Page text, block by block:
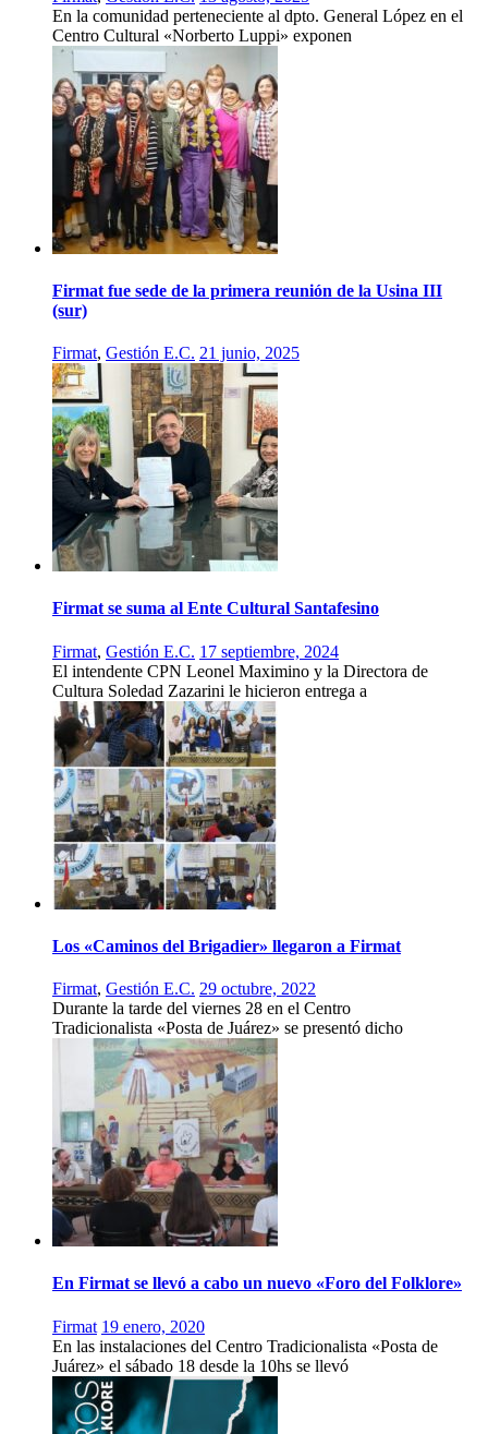
En la comunidad perteneciente al dpto. General López en el
Centro Cultural «Norberto Luppi» exponen
Firmat fue sede de la primera reunión de la Usina III
(sur)
Firmat, Gestión E.C. 21 junio, 2025
Firmat se suma al Ente Cultural Santafesino
Firmat, Gestión E.C. 17 septiembre, 2024
El intendente CPN Leonel Maximino y la Directora de
Cultura Soledad Zazarini le hicieron entrega a
Los «Caminos del Brigadier» llegaron a Firmat
Firmat, Gestión E.C. 29 octubre, 2022
Durante la tarde del viernes 28 en el Centro
Tradicionalista «Posta de Juárez» se presentó dicho
En Firmat se llevó a cabo un nuevo «Foro del Folklore»
Firmat 19 enero, 2020
En las instalaciones del Centro Tradicionalista «Posta de
Juárez» el sábado 18 desde la 10hs se llevó